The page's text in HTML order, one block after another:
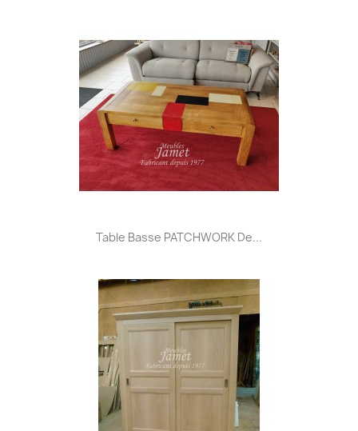
Table Basse PATCHWORK De...